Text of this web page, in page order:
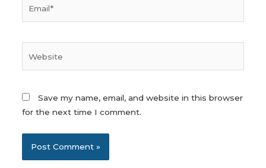
Save my name, email, and website in this browser
for the next time I comment.